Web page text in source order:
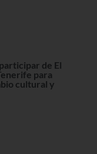
de El
para
cultural y